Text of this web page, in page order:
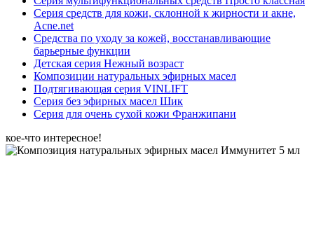
Серия средств для кожи, склонной к жирности и акне,
Acne.net
Средства по уходу за кожей, восстанавливающие
барьерные функции
Детская серия Нежный возраст
Композиции натуральных эфирных масел
Подтягивающая серия VINLIFT
Серия без эфирных масел Шик
Серия для очень сухой кожи Франжипани
кое-что интересное!